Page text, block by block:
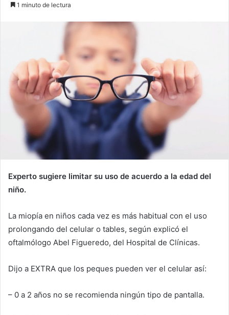
1 minuto de lectura
Experto sugiere limitar su uso de acuerdo a la edad del
niño.
La miopía en niños cada vez es más habitual con el uso
prolongando del celular o tables, según explicó el
oftalmólogo Abel Figueredo, del Hospital de Clínicas.
Dijo a EXTRA que los peques pueden ver el celular así:
– 0 a 2 años no se recomienda ningún tipo de pantalla.